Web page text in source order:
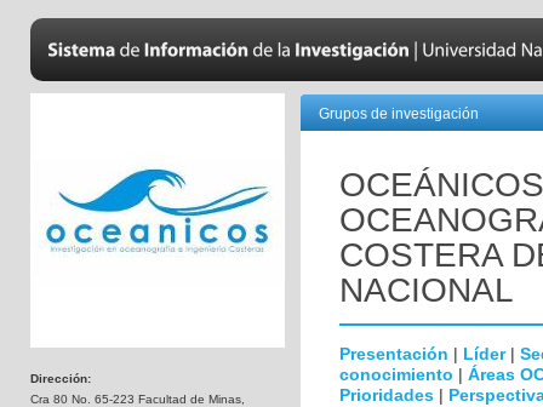
Dirección:
Cra 80 No. 65-223 Facultad de Minas,
Grupos de investigación
COSTERA
NACIONAL
Presentación | Líder|
conocimiento | Áreas
Prioridades |